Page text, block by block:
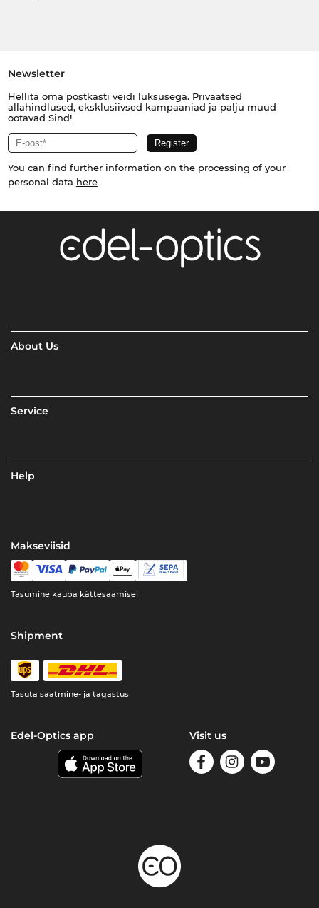
Newsletter
Hellita oma postkasti veidi luksusega. Privaatsed
allahindlused, eksklusiivsed kampaaniad ja palju muud
ootavad Sind!
You can find further information on the processing of your
personal data here
About Us
Service
Help
Makseviisid
Tasumine kauba kättesaamisel
Shipment
Tasuta saatmine- ja tagastus
Edel-Optics app Visit us